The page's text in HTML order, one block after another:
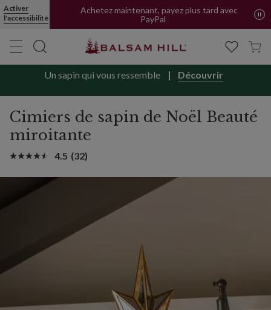
Activer
l'accessibilité
Achetez maintenant, payez plus tard avec
PayPal
Un sapin qui vous ressemble Découvrir
Cimiers de sapin de Noël Beauté
miroitante
4.5 (32)